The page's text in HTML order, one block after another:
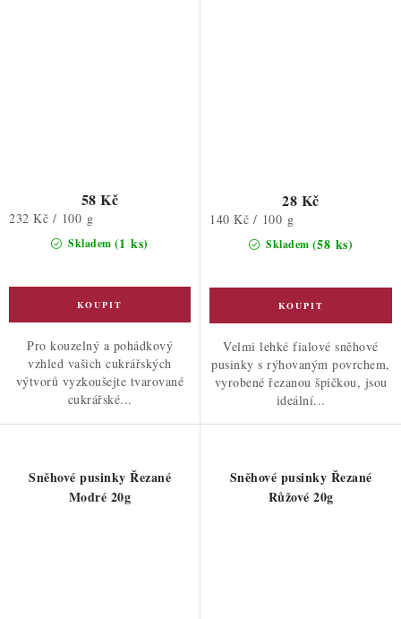
Skladem (1 ks)
58 Kč
Měrná
232 Kč / 100 g
Pro kouzelný a pohádkový
vzhled vašich cukrářských
výtvorů vyzkoušejte tvarované
cukrářské...
Skladem (58 ks)
28 Kč
Měrná
140 Kč / 100 g
Velmi lehké fialové sněhové
pusinky s rýhovaným povrchem,
vyrobené řezanou špičkou, jsou
ideální...
Sněhové pusinky Řezané
Modré 20g
Sněhové pusinky Řezané
Růžové 20g